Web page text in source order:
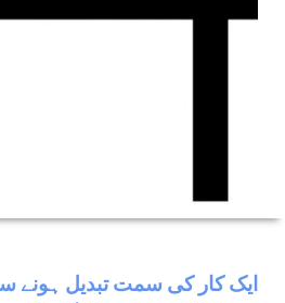
ایک کار کی سمت تبدیل